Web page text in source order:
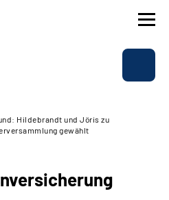
Hildebrandt und Jöris zu
gewählt